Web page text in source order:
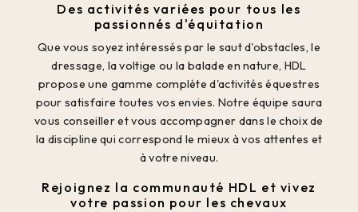
Des activités variées pour tous les
passionnés d'équitation
Que vous soyez intéressés par le saut d'obstacles, le
dressage, la voltige ou la balade en nature, HDL
propose une gamme complète d'activités équestres
pour satisfaire toutes vos envies. Notre équipe saura
vous conseiller et vous accompagner dans le choix de
la discipline qui correspond le mieux à vos attentes et
à votre niveau.
Rejoignez la communauté HDL et vivez
votre passion pour les chevaux